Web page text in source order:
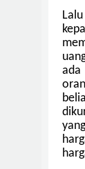
ada